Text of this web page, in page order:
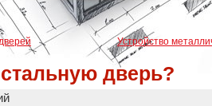
Устройство
дверь?